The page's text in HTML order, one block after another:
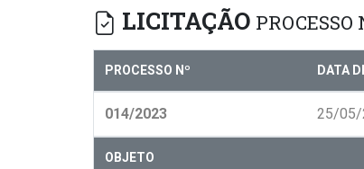
LICITAÇÃO
PROCESSO Nº DATA
014/2023 25/05/
OBJETO